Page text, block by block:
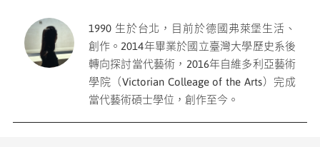
1990 生於台北，目前於德國弗萊堡生活、
創作。2014年畢業於國立臺灣大學歷史系後
轉向探討當代藝術，2016年自維多利亞藝術
學院（Victorian Colleage of the Arts）完成
當代藝術碩士學位，創作至今。